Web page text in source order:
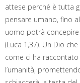
attese perché è tutta
pensare umano, fino
uomo potrà concepire
(Luca 1,37). Un Dio
come ci ha
l’umanità,